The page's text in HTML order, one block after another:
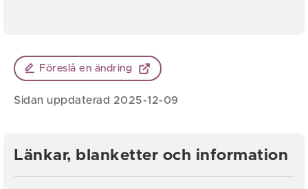
Föreslå en ändring
Sidan uppdaterad 2025-12-09
Länkar, blanketter och information